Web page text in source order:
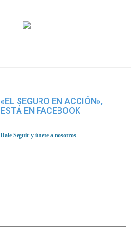
«EL SEGURO EN ACCIÓN»,
ESTÁ EN FACEBOOK
Dale Seguir y únete a nosotros